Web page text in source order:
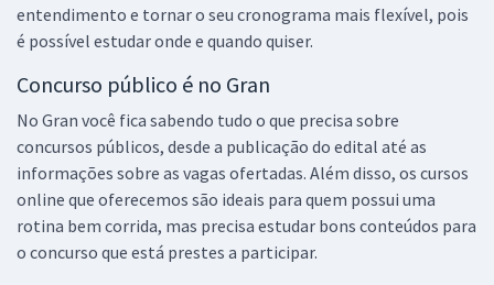
entendimento e tornar o seu cronograma mais flexível, pois
é possível estudar onde e quando quiser.
Concurso público é no Gran
No Gran você fica sabendo tudo o que precisa sobre
concursos públicos, desde a publicação do edital até as
informações sobre as vagas ofertadas. Além disso, os cursos
online que oferecemos são ideais para quem possui uma
rotina bem corrida, mas precisa estudar bons conteúdos para
o concurso que está prestes a participar.